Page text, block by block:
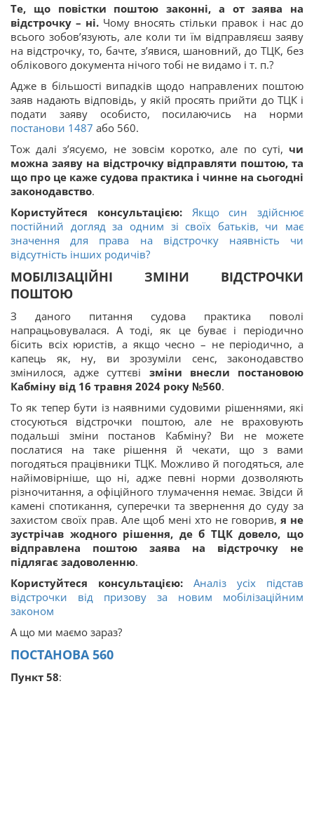
Те, що повістки поштою законні, а от заява на
відстрочку – ні. Чому вносять стільки правок і нас до
всього зобов’язують, але коли ти їм відправляєш заяву
на відстрочку, то, бачте, з’явися, шановний, до ТЦК, без
облікового документа нічого тобі не видамо і т. п.?
Адже в більшості випадків щодо направлених поштою
заяв надають відповідь, у якій просять прийти до ТЦК і
подати заяву особисто, посилаючись на норми
постанови 1487 або 560.
Тож далі з’ясуємо, не зовсім коротко, але по суті, чи
можна заяву на відстрочку відправляти поштою, та
що про це каже судова практика і чинне на сьогодні
законодавство.
Користуйтеся консультацією:
Якщо син здійснює
постійний догляд за одним зі своїх батьків, чи має
значення для права на відстрочку наявність чи
відсутність інших родичів?
МОБІЛІЗАЦІЙНІ ЗМІНИ ВІДСТРОЧКИ
ПОШТОЮ
З даного питання судова практика поволі
напрацьовувалася. А тоді, як це буває і періодично
бісить всіх юристів, а якщо чесно – не періодично, а
капець як, ну, ви зрозуміли сенс, законодавство
змінилося, адже суттєві зміни внесли постановою
Кабміну від 16 травня 2024 року №560.
То як тепер бути із наявними судовими рішеннями, які
стосуються відстрочки поштою, але не враховують
подальші зміни постанов Кабміну? Ви не можете
послатися на таке рішення й чекати, що з вами
погодяться працівники ТЦК. Можливо й погодяться, але
найімовірніше, що ні, адже певні норми дозволяють
різночитання, а офіційного тлумачення немає. Звідси й
камені спотикання, суперечки та звернення до суду за
захистом своїх прав. Але щоб мені хто не говорив, я не
зустрічав жодного рішення, де б ТЦК довело, що
відправлена поштою заява на відстрочку не
підлягає задоволенню.
Користуйтеся консультацією: Аналіз усіх підстав
відстрочки від призову за новим мобілізаційним
законом
А що ми маємо зараз?
ПОСТАНОВА 560
Пункт 58: